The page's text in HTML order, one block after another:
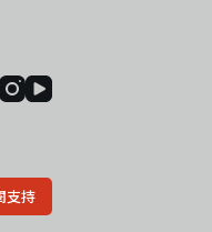
支持